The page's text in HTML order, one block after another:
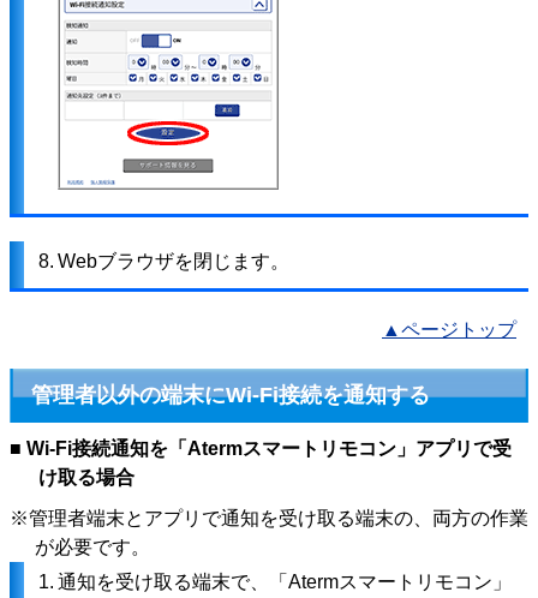
8. Webブラウザを閉じます。
▲ページトップ
管理者以外の端末にWi-Fi接続を通知する
■ Wi-Fi接続通知を「Atermスマートリモコン」アプリで受
け取る場合
※管理者端末とアプリで通知を受け取る端末の、両方の作業
が必要です。
1. 通知を受け取る端末で、「Atermスマートリモコン」